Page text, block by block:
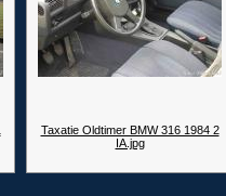
Taxatie Oldtimer BMW 316 1984 2
IA.jpg